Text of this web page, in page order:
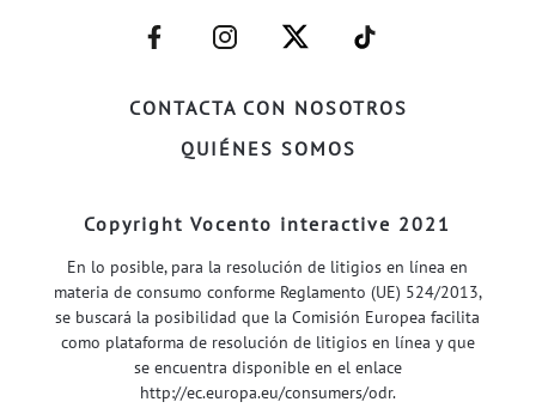
CONTACTA CON NOSOTROS
QUIÉNES SOMOS
–
FACEBOOK–
–
INSTAGRAM–
–
TWITTER–
–
WELIFE–
Copyright Vocento interactive 2021
En lo posible, para la resolución de litigios en línea en
materia de consumo conforme Reglamento (UE) 524/2013,
se buscará la posibilidad que la Comisión Europea facilita
como plataforma de resolución de litigios en línea y que
se encuentra disponible en el enlace
http://ec.europa.eu/consumers/odr.